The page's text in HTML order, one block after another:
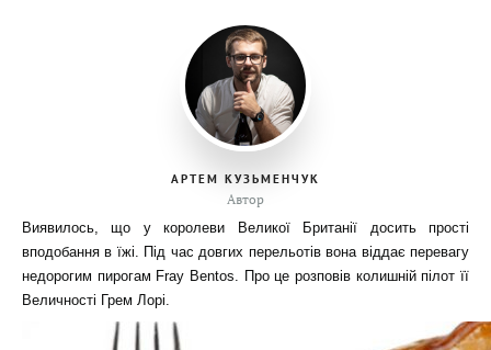
АРТЕМ КУЗЬМЕНЧУК
Автор
Виявилось, що у королеви Великої Британії досить прості
вподобання в їжі. Під час довгих перельотів вона віддає перевагу
недорогим пирогам Fray Bentos. Про це розповів колишній пілот її
Величності Грем Лорі.